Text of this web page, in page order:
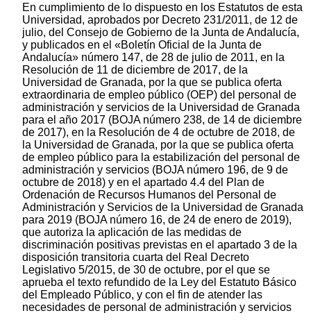
En cumplimiento de lo dispuesto en los Estatutos de esta
Universidad, aprobados por Decreto 231/2011, de 12 de
julio, del Consejo de Gobierno de la Junta de Andalucía,
y publicados en el «Boletín Oficial de la Junta de
Andalucía» número 147, de 28 de julio de 2011, en la
Resolución de 11 de diciembre de 2017, de la
Universidad de Granada, por la que se publica oferta
extraordinaria de empleo público (OEP) del personal de
administración y servicios de la Universidad de Granada
para el año 2017 (BOJA número 238, de 14 de diciembre
de 2017), en la Resolución de 4 de octubre de 2018, de
la Universidad de Granada, por la que se publica oferta
de empleo público para la estabilización del personal de
administración y servicios (BOJA número 196, de 9 de
octubre de 2018) y en el apartado 4.4 del Plan de
Ordenación de Recursos Humanos del Personal de
Administración y Servicios de la Universidad de Granada
para 2019 (BOJA número 16, de 24 de enero de 2019),
que autoriza la aplicación de las medidas de
discriminación positivas previstas en el apartado 3 de la
disposición transitoria cuarta del Real Decreto
Legislativo 5/2015, de 30 de octubre, por el que se
aprueba el texto refundido de la Ley del Estatuto Básico
del Empleado Público, y con el fin de atender las
necesidades de personal de administración y servicios